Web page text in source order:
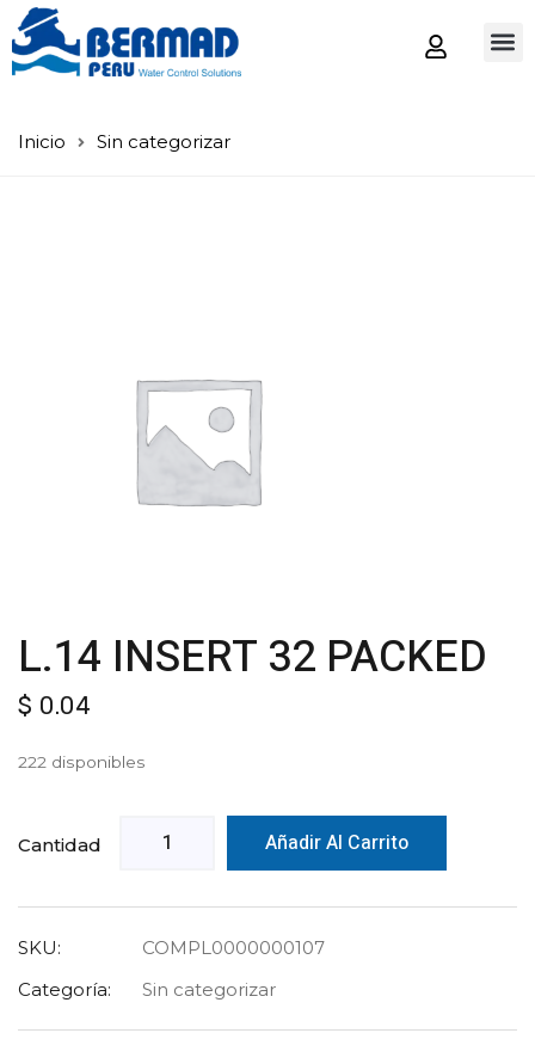
Inicio Sin categorizar
L.14 INSERT 32 PACKED
$ 0.04
222 disponibles
Cantidad Añadir Al Carrito
SKU:
COMPL0000000107
Categoría:
Sin categorizar